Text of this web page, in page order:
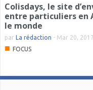
Colisdays, le site
entre particuliers en
le monde
par La rédaction - Mar 20, 2017
■ FOCUS